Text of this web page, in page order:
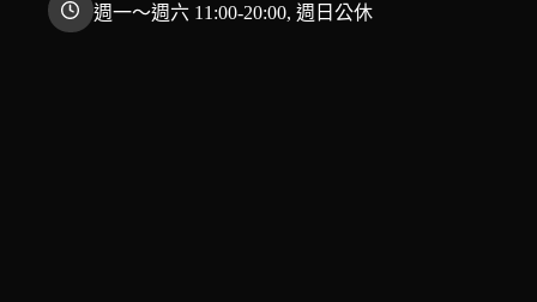
週一～週六 11:00-20:00, 週日公休